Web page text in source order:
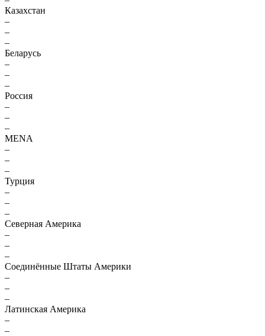
Казахстан
–
–
–
Беларусь
–
–
–
Россия
–
–
–
MENA
–
–
–
Турция
–
–
–
Северная Америка
–
–
–
Соединённые Штаты Америки
–
–
–
Латинская Америка
–
–